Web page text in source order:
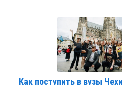
Как поступить в вузы